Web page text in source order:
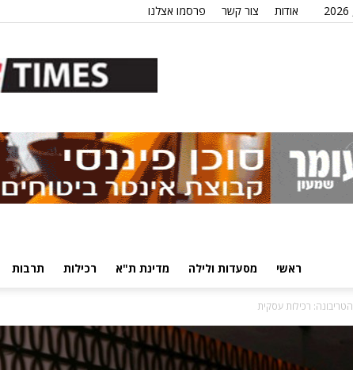
אודות צור קשר פרסמו אצלנו
ראשי מסעדות ולילה מדינת ת"א רכילות תרבות
הטריבונה: רכילות עסקית